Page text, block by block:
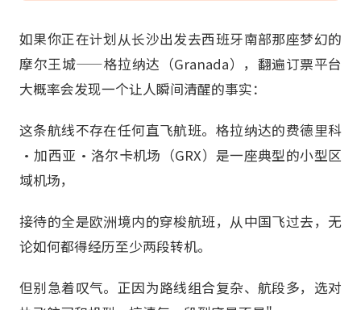
如果你正在计划从长沙出发去西班牙南部那座梦幻的
摩尔王城——格拉纳达（Granada），翻遍订票平台
大概率会发现一个让人瞬间清醒的事实：
这条航线不存在任何直飞航班。格拉纳达的费德里科
·加西亚·洛尔卡机场（GRX）是一座典型的小型区
域机场，
接待的全是欧洲境内的穿梭航班，从中国飞过去，无
论如何都得经历至少两段转机。
但别急着叹气。正因为路线组合复杂、航段多，选对